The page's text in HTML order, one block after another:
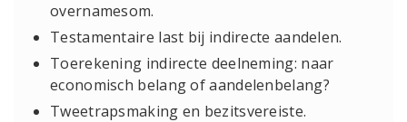
overnamesom.
Testamentaire last bij indirecte aandelen.
Toerekening indirecte deelneming: naar
economisch belang of aandelenbelang?
Tweetrapsmaking en bezitsvereiste.